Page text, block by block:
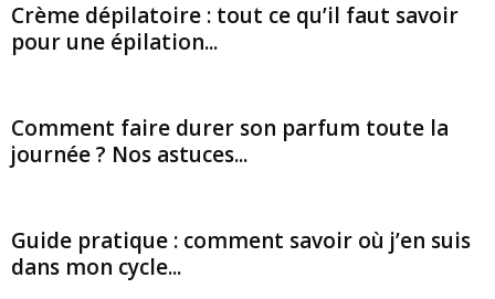
Crème dépilatoire : tout ce qu’il faut savoir
pour une épilation...
Comment faire durer son parfum toute la
journée ? Nos astuces...
Guide pratique : comment savoir où j’en suis
dans mon cycle...